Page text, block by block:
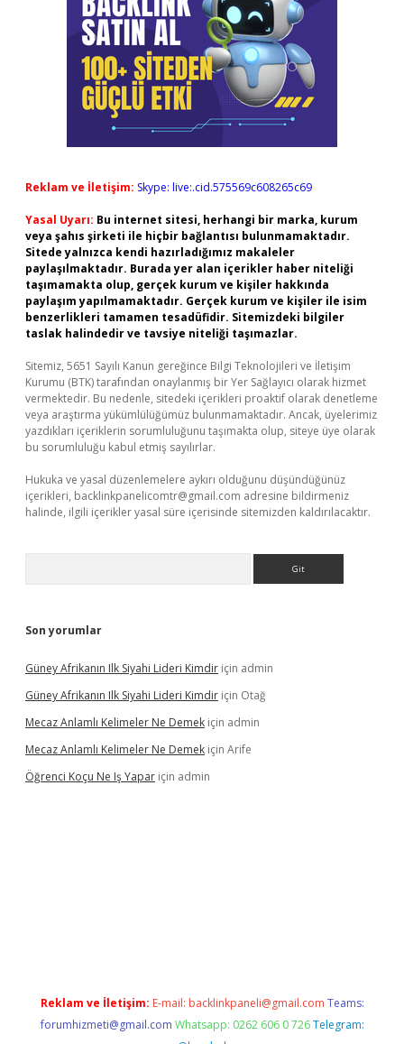
Reklam ve İletişim: Skype: live:.cid.575569c608265c69
Yasal Uyarı: Bu internet sitesi, herhangi bir marka, kurum
veya şahıs şirketi ile hiçbir bağlantısı bulunmamaktadır.
Sitede yalnızca kendi hazırladığımız makaleler
paylaşılmaktadır. Burada yer alan içerikler haber niteliği
taşımamakta olup, gerçek kurum ve kişiler hakkında
paylaşım yapılmamaktadır. Gerçek kurum ve kişiler ile isim
benzerlikleri tamamen tesadüfidir. Sitemizdeki bilgiler
taslak halindedir ve tavsiye niteliği taşımazlar.
Sitemiz, 5651 Sayılı Kanun gereğince Bilgi Teknolojileri ve İletişim
Kurumu (BTK) tarafından onaylanmış bir Yer Sağlayıcı olarak hizmet
vermektedir. Bu nedenle, sitedeki içerikleri proaktif olarak denetleme
veya araştırma yükümlülüğümüz bulunmamaktadır. Ancak, üyelerimiz
yazdıkları içeriklerin sorumluluğunu taşımakta olup, siteye üye olarak
bu sorumluluğu kabul etmiş sayılırlar.
Hukuka ve yasal düzenlemelere aykırı olduğunu düşündüğünüz
içerikleri, backlinkpanelicomtr@gmail.com adresine bildirmeniz
halinde, ilgili içerikler yasal süre içerisinde sitemizden kaldırılacaktır.
Son yorumlar
Güney Afrikanın Ilk Siyahi Lideri Kimdir için admin
Güney Afrikanın Ilk Siyahi Lideri Kimdir için Otağ
Mecaz Anlamlı Kelimeler Ne Demek için admin
Mecaz Anlamlı Kelimeler Ne Demek için Arife
Öğrenci Koçu Ne Iş Yapar için admin
Reklam ve İletişim: E-mail: backlinkpaneli@gmail.com Teams:
forumhizmeti@gmail.com Whatsapp: 0262 606 0 726 Telegram: